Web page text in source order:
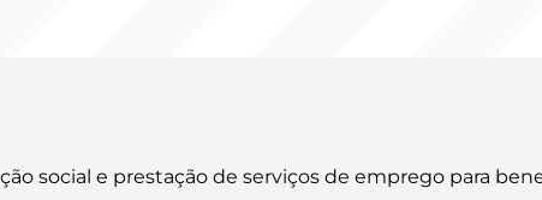
social e prestação de serviços de emprego para